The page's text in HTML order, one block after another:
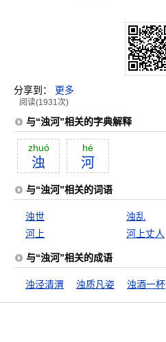
分享到： 更多
阅读(1931次)
与“浊河”相关的字典解释
zhuó
浊
hé
河
与“浊河”相关的词语
浊世 浊乱
河上
河上丈人
与“浊河”相关的成语
浊泾清渭 浊质凡姿 浊酒一杯